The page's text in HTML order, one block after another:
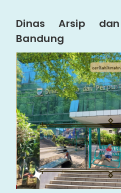
Dinas Arsip dan
Bandung